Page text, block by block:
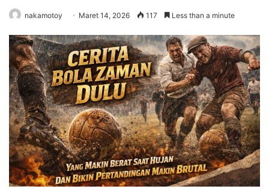
nakamotoy Maret 14, 2026 117 Less than a minute